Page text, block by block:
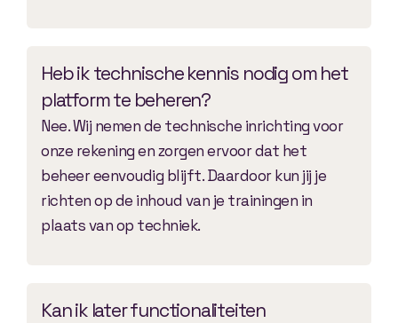
Heb ik technische kennis nodig om het
platform te beheren?
Nee. Wij nemen de technische inrichting voor
onze rekening en zorgen ervoor dat het
beheer eenvoudig blijft. Daardoor kun jij je
richten op de inhoud van je trainingen in
plaats van op techniek.
Kan ik later functionaliteiten